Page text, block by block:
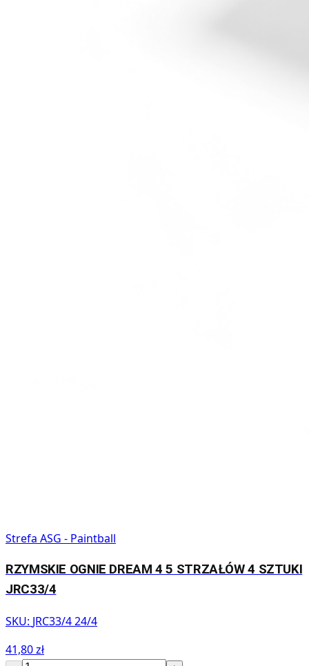
Strefa ASG - Paintball
RZYMSKIE OGNIE DREAM 4 5 STRZAŁÓW 4 SZTUKI
JRC33/4
SKU: JRC33/4 24/4
41,80 zł